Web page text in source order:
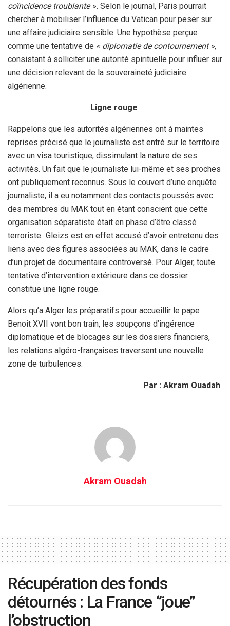
coïncidence troublante ». Selon le journal, Paris pourrait
chercher à mobiliser l’influence du Vatican pour peser sur
une affaire judiciaire sensible. Une hypothèse perçue
comme une tentative de « diplomatie de contournement »,
consistant à solliciter une autorité spirituelle pour influer sur
une décision relevant de la souveraineté judiciaire
algérienne.
Ligne rouge
Rappelons que les autorités algériennes ont à maintes
reprises précisé que le journaliste est entré sur le territoire
avec un visa touristique, dissimulant la nature de ses
activités. Un fait que le journaliste lui-même et ses proches
ont publiquement reconnus. Sous le couvert d’une enquête
journaliste, il a eu notamment des contacts poussés avec
des membres du MAK tout en étant conscient que cette
organisation séparatiste était en phase d’être classé
terroriste. Gleizs est en effet accusé d’avoir entretenu des
liens avec des figures associées au MAK, dans le cadre
d’un projet de documentaire controversé. Pour Alger, toute
tentative d’intervention extérieure dans ce dossier
constitue une ligne rouge.
Alors qu’a Alger les préparatifs pour accueillir le pape
Benoit XVII vont bon train, les soupçons d’ingérence
diplomatique et de blocages sur les dossiers financiers,
les relations algéro-françaises traversent une nouvelle
zone de turbulences.
Par : Akram Ouadah
Akram Ouadah
Récupération des fonds
détournés : La France ‘’joue’’
l’obstruction